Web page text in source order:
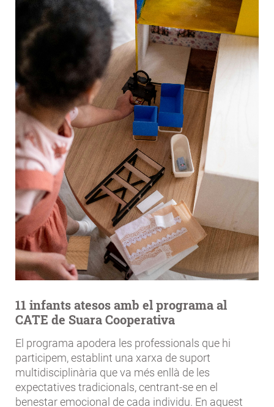
11 infants atesos amb el programa al
CATE de Suara Cooperativa
El programa apodera les professionals que hi
participem, establint una xarxa de suport
multidisciplinària que va més enllà de les
expectatives tradicionals, centrant-se en el
benestar emocional de cada individu. En aquest